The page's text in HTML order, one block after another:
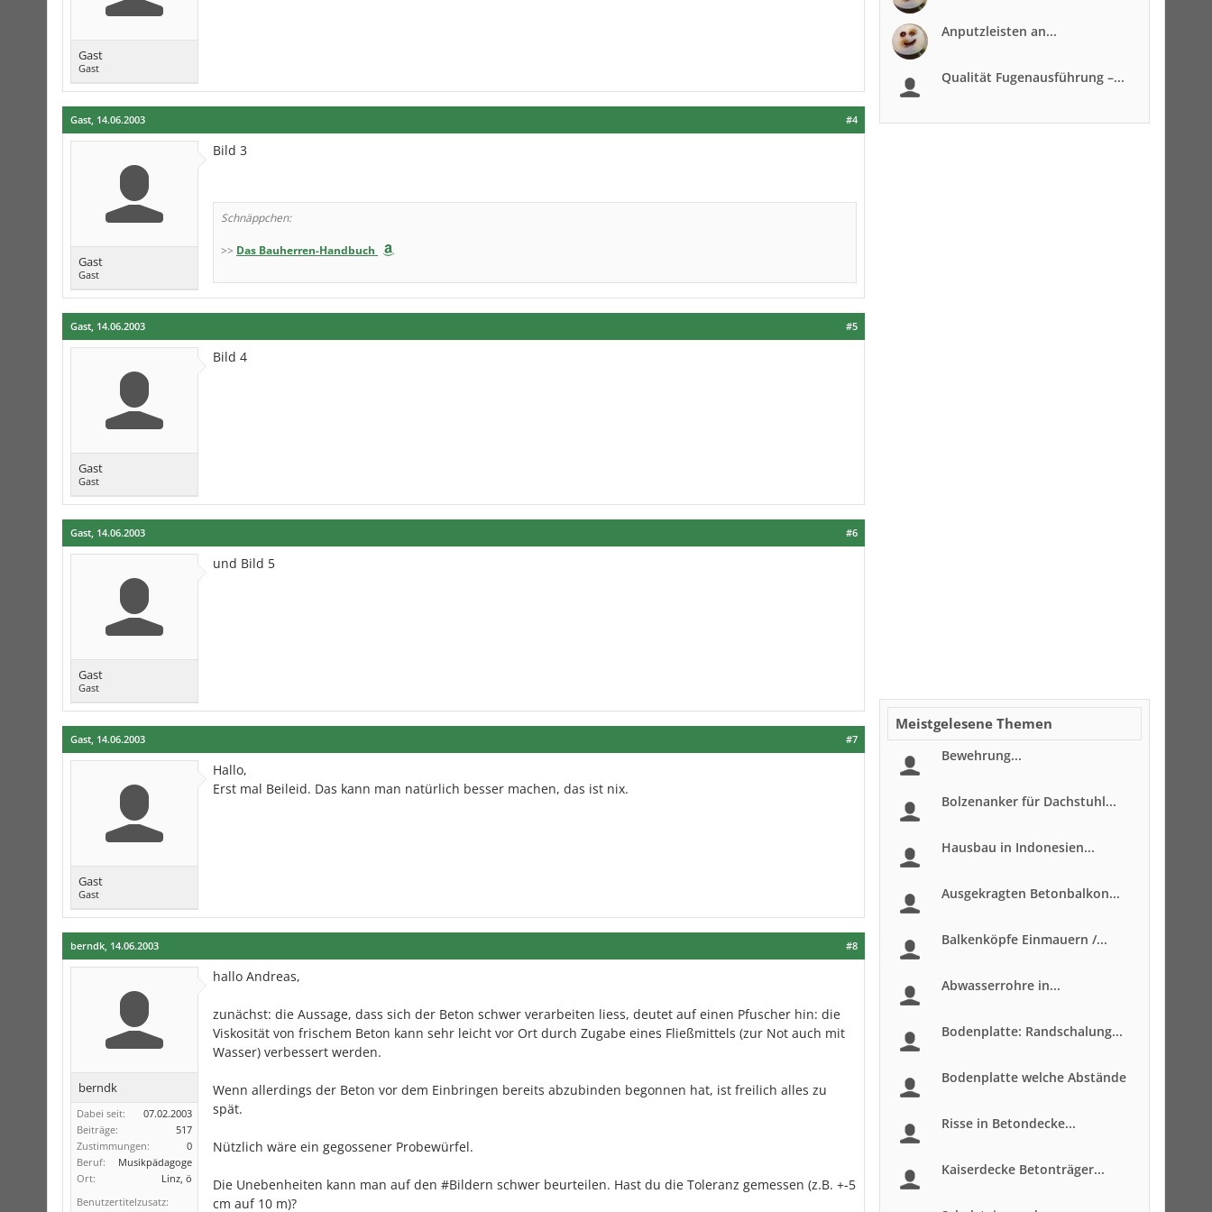
Gast
Gast
#4
Gast, 14.06.2003
Gast
Gast
Bild 3
Schnäppchen:
>> Das Bauherren-Handbuch
#5
Gast, 14.06.2003
Gast
Gast
Bild 4
#6
Gast, 14.06.2003
Gast
Gast
und Bild 5
#7
Gast, 14.06.2003
Gast
Gast
Hallo,
Erst mal Beileid. Das kann man natürlich besser machen, das ist nix.
#8
berndk, 14.06.2003
berndk
Dabei seit:
07.02.2003
Beiträge:
517
Zustimmungen:
0
Beruf:
Musikpädagoge
Ort:
Linz, ö
Benutzertitelzusatz:
hallo Andreas,
zunächst: die Aussage, dass sich der Beton schwer verarbeiten liess, deutet auf einen Pfuscher hin: die
Viskosität von frischem Beton kann sehr leicht vor Ort durch Zugabe eines Fließmittels (zur Not auch mit
Wasser) verbessert werden.
Wenn allerdings der Beton vor dem Einbringen bereits abzubinden begonnen hat, ist freilich alles zu
spät.
Nützlich wäre ein gegossener Probewürfel.
Die Unebenheiten kann man auf den #Bildern schwer beurteilen. Hast du die Toleranz gemessen (z.B. +-5
cm auf 10 m)?
Anputzleisten an...
Qualität Fugenausführung –...
Meistgelesene Themen
Bewehrung...
Bolzenanker für Dachstuhl...
Hausbau in Indonesien...
Ausgekragten Betonbalkon...
Balkenköpfe Einmauern /...
Abwasserrohre in...
Bodenplatte: Randschalung...
Bodenplatte welche Abstände
Risse in Betondecke...
Kaiserdecke Betonträger...